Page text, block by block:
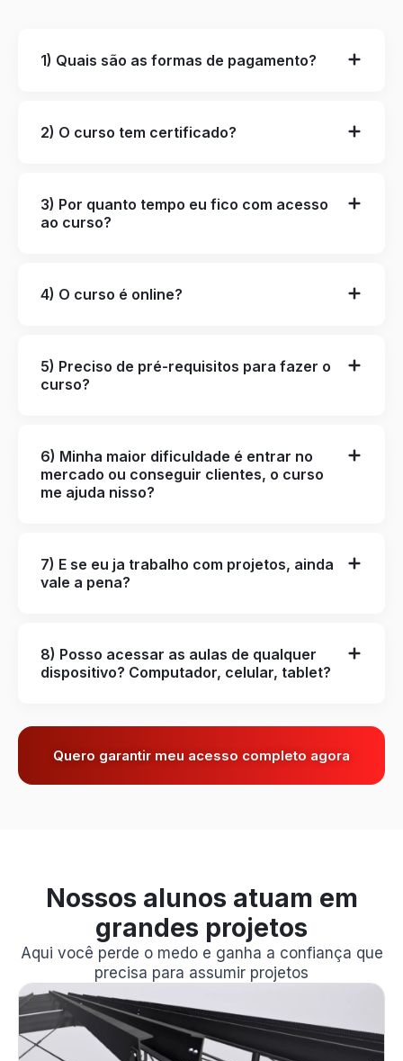
1) Quais são as formas de pagamento?
2) O curso tem certificado?
3) Por quanto tempo eu fico com acesso
ao curso?
4) O curso é online?
5) Preciso de pré-requisitos para fazer o
curso?
6) Minha maior dificuldade é entrar no
mercado ou conseguir clientes, o curso
me ajuda nisso?
7) E se eu ja trabalho com projetos, ainda
vale a pena?
8) Posso acessar as aulas de qualquer
dispositivo? Computador, celular, tablet?
Quero garantir meu acesso completo agora
Nossos alunos atuam em
grandes projetos
Aqui você perde o medo e ganha a confiança que
precisa para assumir projetos